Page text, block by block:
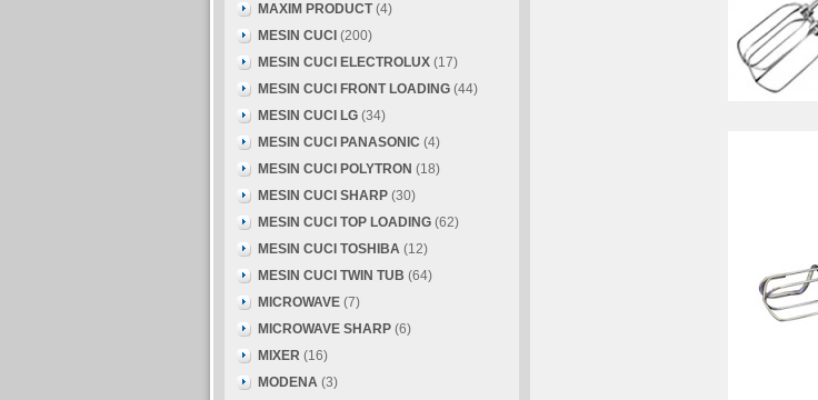
MAXIM PRODUCT (4)
MESIN CUCI (200)
MESIN CUCI ELECTROLUX (17)
MESIN CUCI FRONT LOADING (44)
MESIN CUCI LG (34)
MESIN CUCI PANASONIC (4)
MESIN CUCI POLYTRON (18)
MESIN CUCI SHARP (30)
MESIN CUCI TOP LOADING (62)
MESIN CUCI TOSHIBA (12)
MESIN CUCI TWIN TUB (64)
MICROWAVE (7)
MICROWAVE SHARP (6)
MIXER (16)
MODENA (3)